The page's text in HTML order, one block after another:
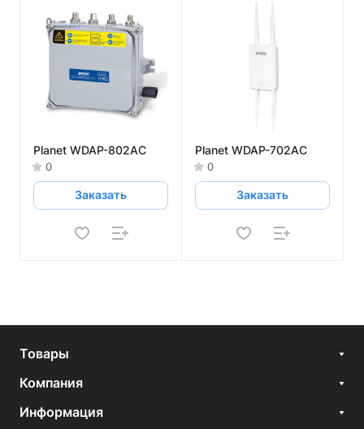
Planet WDAP-802AC
0
Заказать
Planet WDAP-702AC
0
Заказать
Товары
Компания
Информация